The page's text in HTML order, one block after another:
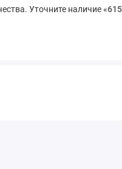
Уточните наличие «